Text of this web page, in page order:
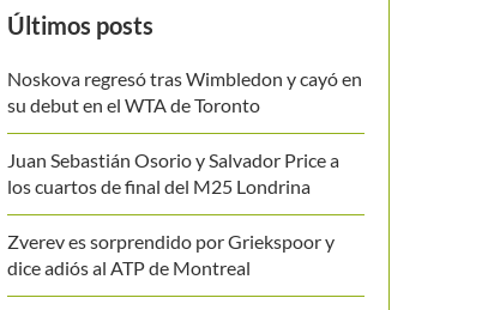
Últimos posts
Noskova regresó tras Wimbledon y cayó en
su debut en el WTA de Toronto
Juan Sebastián Osorio y Salvador Price a
los cuartos de final del M25 Londrina
Zverev es sorprendido por Griekspoor y
dice adiós al ATP de Montreal